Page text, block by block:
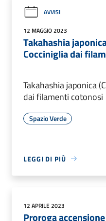
AVVISI
12 MAGGIO 2023
Takahashia
Cocciniglia dai
Takahashia japonica
dai filamenti cotonosi
Spazio Verde
LEGGI DI PIÙ
12 APRILE 2023
Proroga